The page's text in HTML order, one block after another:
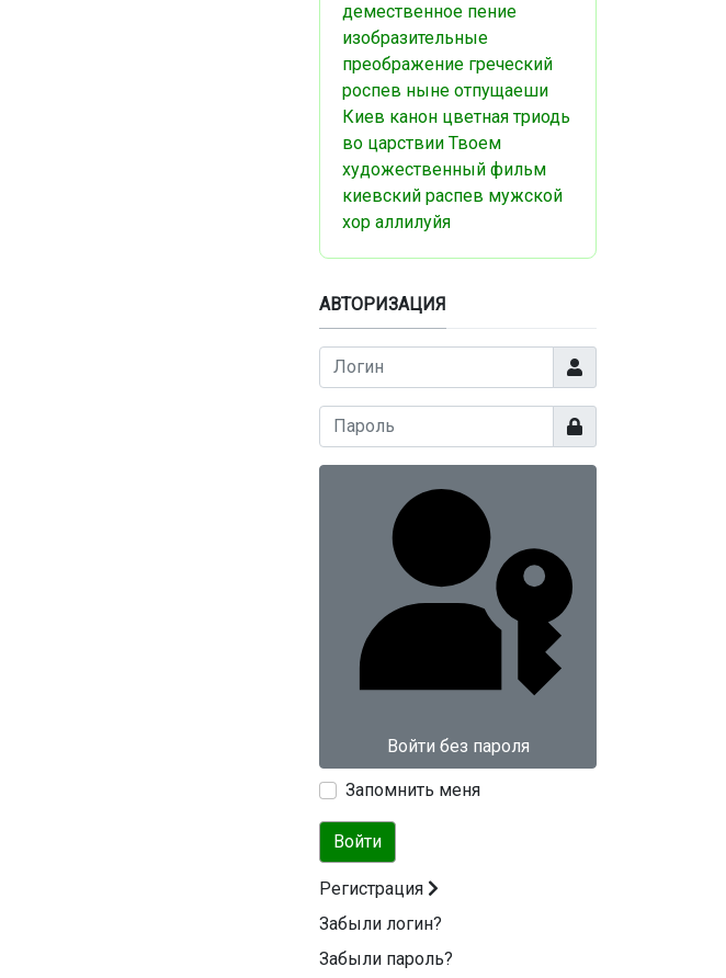
демественное пение
изобразительные
преображение греческий
роспев ныне отпущаеши
Киев канон цветная триодь
во царствии Твоем
художественный фильм
киевский распев мужской
хор аллилуйя
АВТОРИЗАЦИЯ
Логин
Показать
Войти без пароля
Запомнить меня
Войти
Регистрация
Забыли логин?
Забыли пароль?